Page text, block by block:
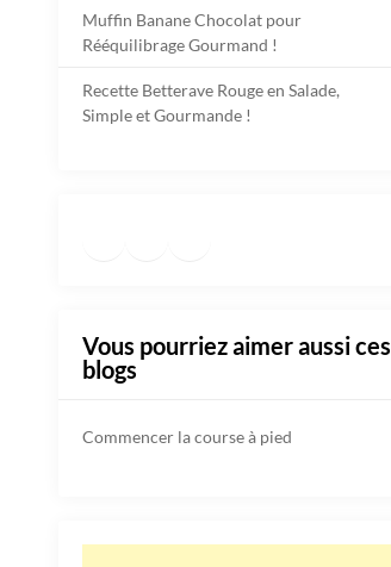
Muffin Banane Chocolat pour
Rééquilibrage Gourmand !
Recette Betterave Rouge en Salade,
Simple et Gourmande !
Vous pourriez aimer aussi ces
blogs
Commencer la course à pied